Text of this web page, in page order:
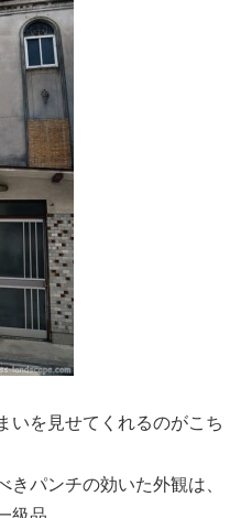
いを見せてくれるのがこち
パンチの効いた外観は、